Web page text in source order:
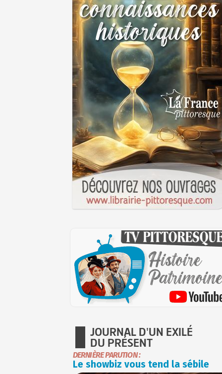
JOURNAL D'UN EXILÉ
DU PRÉSENT
DERNIÈRE PARUTION :
Le showbiz vous tend la sébile